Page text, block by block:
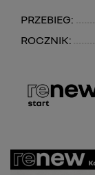
PRZEBIEG:
ROCZNIK: